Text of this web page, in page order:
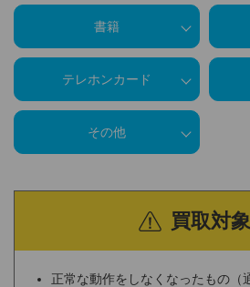
書籍
テレホンカード
その他
買取対
正常な動作をしなくなったもの（